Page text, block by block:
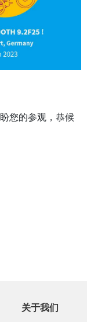
您的参观，恭候
关于我们